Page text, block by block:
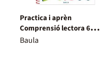
Practica i aprèn
Comprensió lectora 6
Primària
Baula